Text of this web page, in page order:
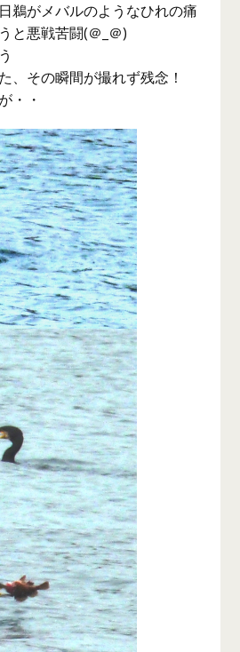
鵜がメバルのようなひれの痛
と悪戦苦闘(＠_＠)
、その瞬間が撮れず残念！
・・